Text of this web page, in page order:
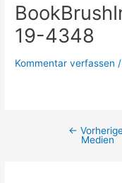
19-4348
Kommentar verfassen
←
Medien